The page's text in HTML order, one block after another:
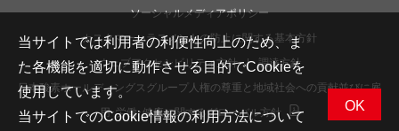
ソーシャルメディアポリシー
カスタマーハラスメントの防止に関する基本方針
ウェブアクセシビリティ方針
調達方針
日本酸素ホールディングスグループ人権の尊重と地域社会への貢献並びに雇
用･労働･健康に関するグローバル方針
当サイトでは利用者の利便性向上のため、ま
た各機能を適切に動作させる目的でCookieを
使用しています。
当サイトでのCookie情報の利用方法について
OK